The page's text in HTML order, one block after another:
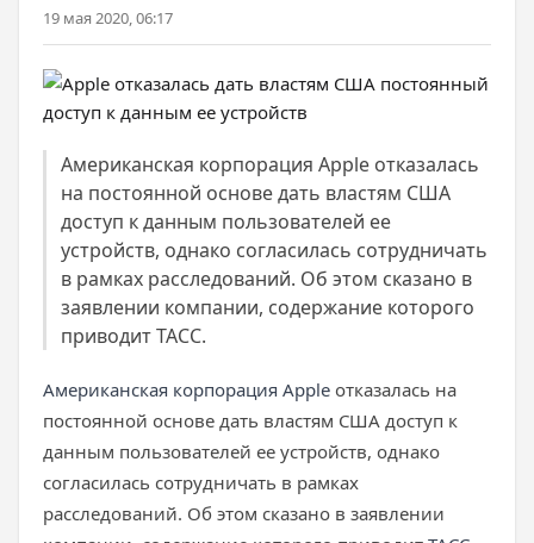
19 мая 2020, 06:17
Американская корпорация Apple отказалась
на постоянной основе дать властям США
доступ к данным пользователей ее
устройств, однако согласилась сотрудничать
в рамках расследований. Об этом сказано в
заявлении компании, содержание которого
приводит ТАСС.
Американская корпорация Apple отказалась на
постоянной основе дать властям США доступ к
данным пользователей ее устройств, однако
согласилась сотрудничать в рамках
расследований. Об этом сказано в заявлении